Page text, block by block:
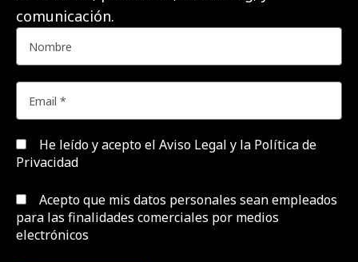
comunicación.
He leído y acepto el Aviso Legal y la Política de
Privacidad
Acepto que mis datos personales sean empleados
para las finalidades comerciales por medios
electrónicos